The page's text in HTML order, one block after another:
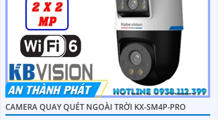
CAMERA QUAY QUÉT NGOÀI TRỜI KX-SM4P-PRO